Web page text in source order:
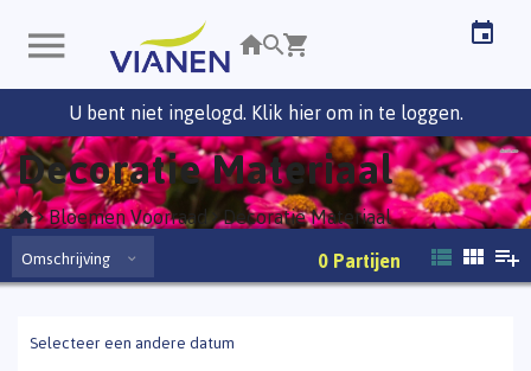
U bent niet ingelogd. Klik hier om in te loggen.
Decoratie Materiaal
Bloemen Voorraad Decoratie Materiaal
Omschrijving 0 Partijen
Selecteer een andere datum